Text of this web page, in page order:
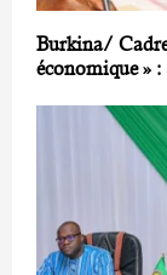
Burkina/
économique » :